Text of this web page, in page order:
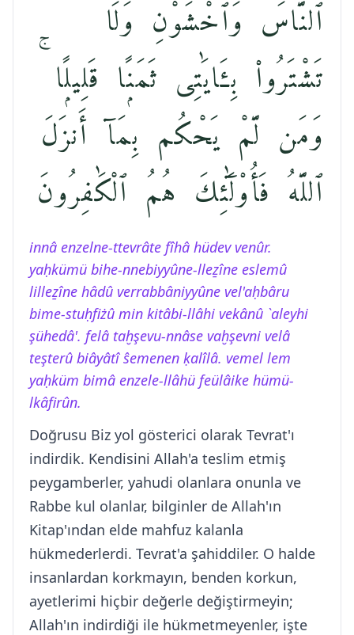
ٱلنَّاسَ وَٱخْشَوْنِ وَلَا
تَشْتَرُوا۟ بِـَٔايَٰتِى ثَمَنًۭا قَلِيلًۭا ۚ
وَمَن لَّمْ يَحْكُم بِمَآ أَنزَلَ
ٱللَّهُ فَأُو۟لَٰٓئِكَ هُمُ ٱلْكَٰفِرُونَ
innâ enzelne-ttevrâte fîhâ hüdev venûr.
yaḥkümü bihe-nnebiyyûne-lleẕîne eslemû
lilleẕîne hâdû verrabbâniyyûne vel'aḥbâru
bime-stuḥfiżû min kitâbi-llâhi vekânû `aleyhi
şühedâ'. felâ taḫşevu-nnâse vaḫşevni velâ
teşterû biâyâtî ŝemenen ḳalîlâ. vemel lem
yaḥküm bimâ enzele-llâhü feülâike hümü-
lkâfirûn.
Doğrusu Biz yol gösterici olarak Tevrat'ı
indirdik. Kendisini Allah'a teslim etmiş
peygamberler, yahudi olanlara onunla ve
Rabbe kul olanlar, bilginler de Allah'ın
Kitap'ından elde mahfuz kalanla
hükmederlerdi. Tevrat'a şahiddiler. O halde
insanlardan korkmayın, benden korkun,
ayetlerimi hiçbir değerle değiştirmeyin;
Allah'ın indirdiği ile hükmetmeyenler, işte